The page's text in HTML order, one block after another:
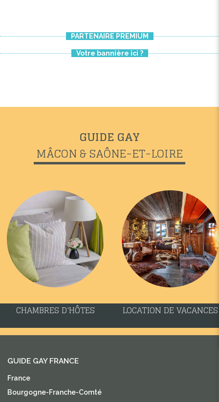
PARTENAIRE PREMIUM
Votre bannière ici ?
GUIDE GAY
MÂCON & SAÔNE-ET-LOIRE
CHAMBRES D'HÔTES LOCATION DE VACANCES
GUIDE GAY FRANCE
France
Bourgogne-Franche-Comté